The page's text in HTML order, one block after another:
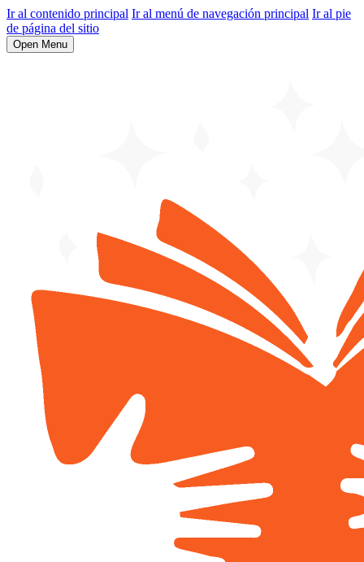
Ir al contenido principal Ir al menú de navegación principal Ir al pie
de página del sitio
Open Menu